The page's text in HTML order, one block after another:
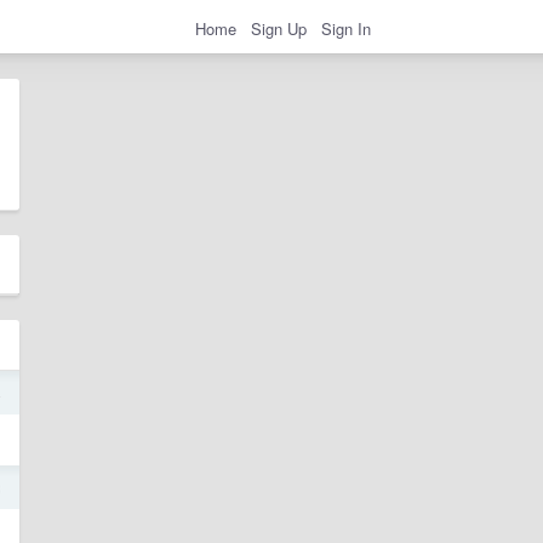
Home Sign Up Sign In